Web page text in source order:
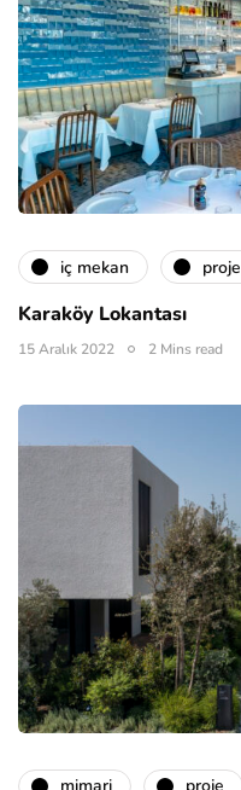
i̇ç mekan proje
Karaköy Lokantası
15 Aralık 2022 2 Mins read